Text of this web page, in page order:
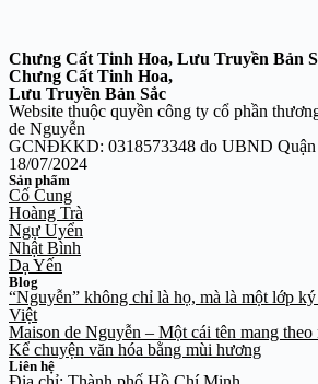
Chưng Cất Tinh Hoa, Lưu Truyền Bản
Chưng Cất Tinh Hoa,
Lưu Truyền Bản Sắc
Website thuộc quyền công ty cổ phần
de Nguyễn
GCNĐKKD: 0318573348 do UBND Quận
18/07/2024
Sản phẩm
Cố Cung
Hoàng Trà
Ngự Uyển
Nhật Bình
Dạ Yến
Blog
“Nguyễn” không chỉ là họ, mà là một lớp
Việt
Maison de Nguyễn – Một cái tên mang theo
Kể chuyện văn hóa bằng mùi hương
Liên hệ